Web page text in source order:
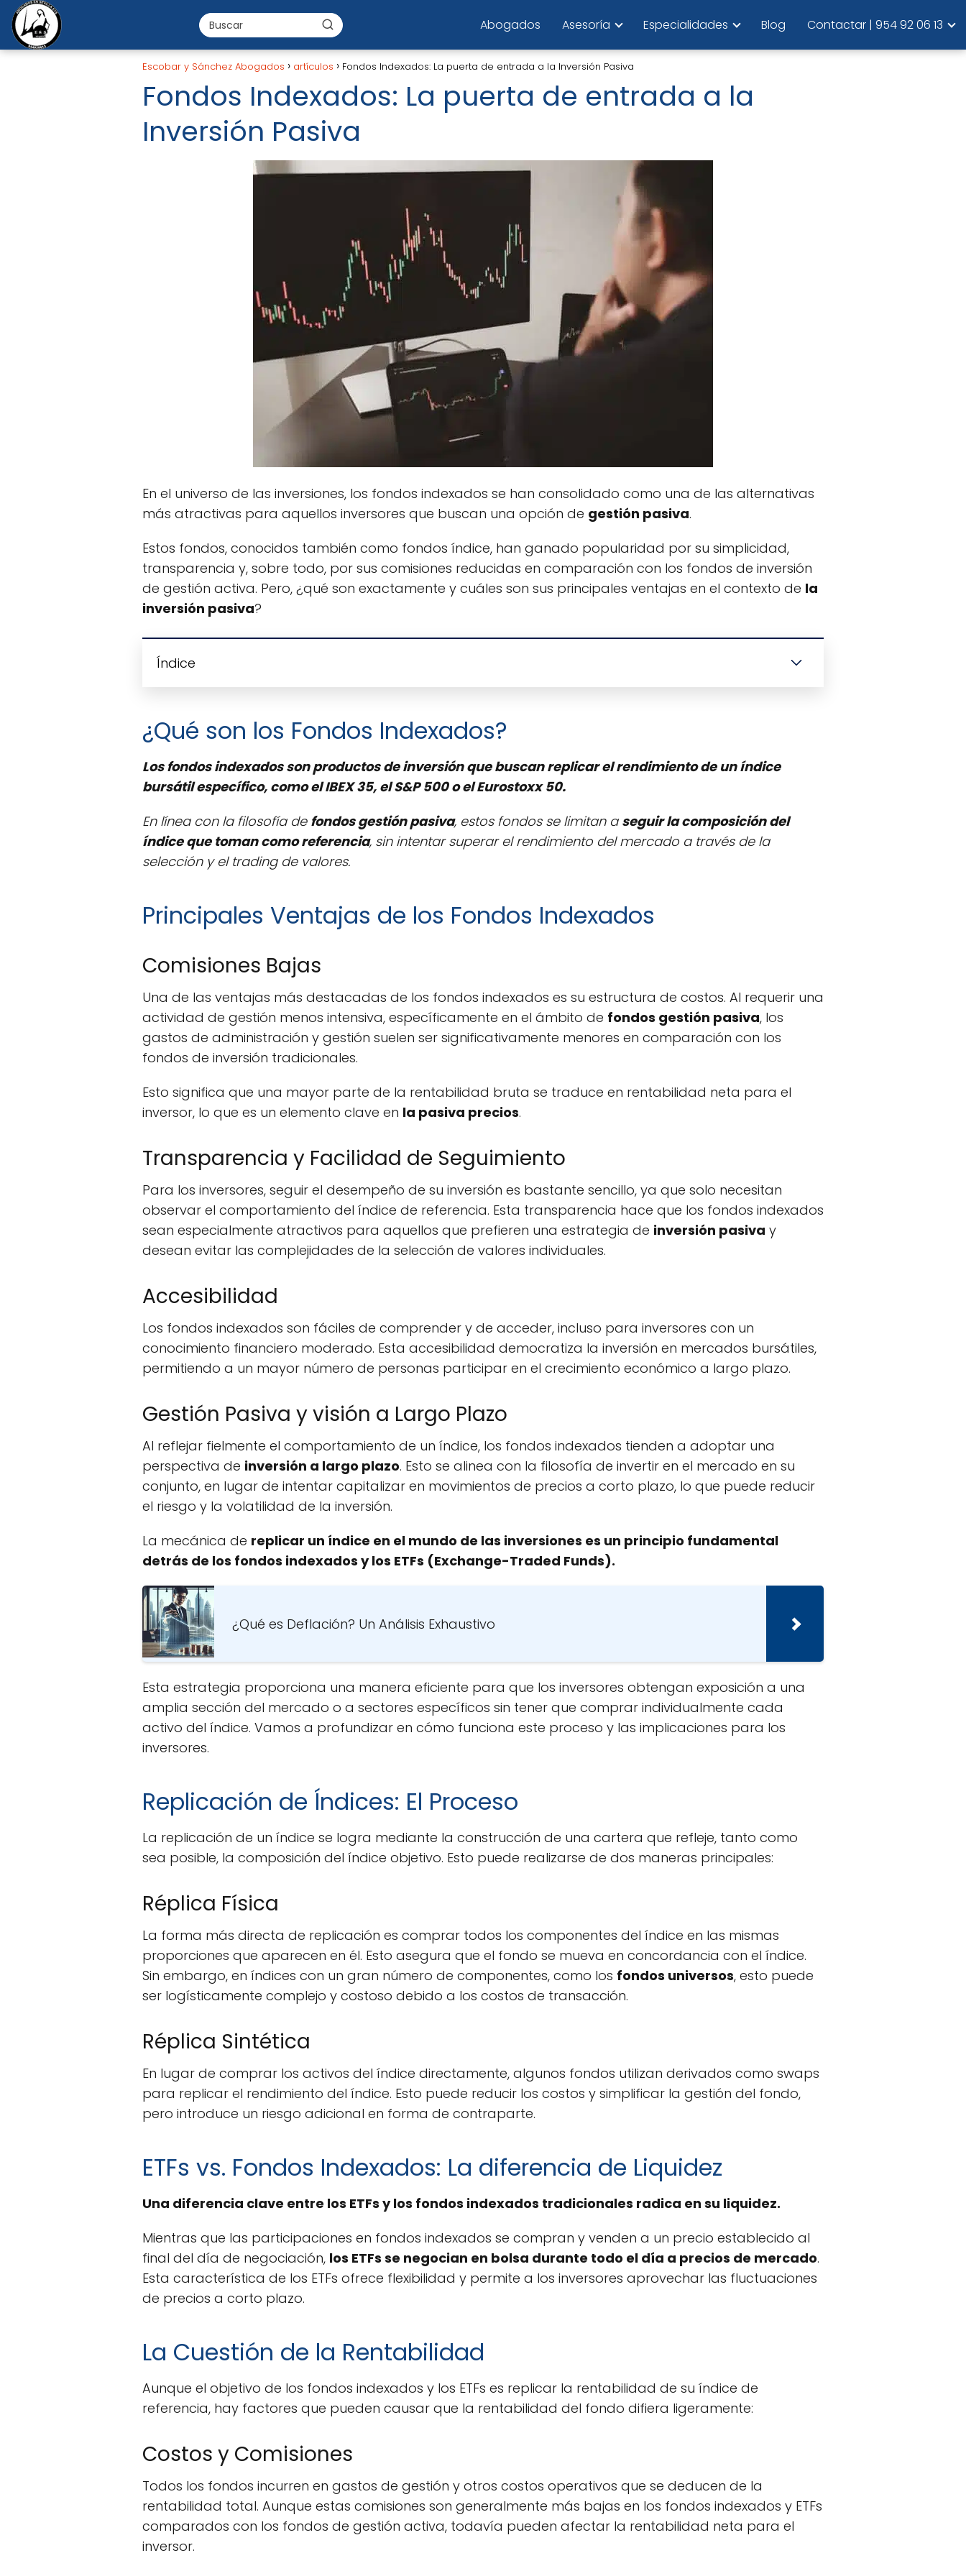
Abogados Asesoría Especialidades Blog Contactar | 954 92 06 13
Escobar y Sánchez Abogados artículos Fondos Indexados: La puerta de entrada a la Inversión Pasiva
Fondos Indexados: La puerta de entrada a la
Inversión Pasiva
En el universo de las inversiones, los fondos indexados se han consolidado como una de las alternativas
más atractivas para aquellos inversores que buscan una opción de gestión pasiva.
Estos fondos, conocidos también como fondos índice, han ganado popularidad por su simplicidad,
transparencia y, sobre todo, por sus comisiones reducidas en comparación con los fondos de inversión
de gestión activa. Pero, ¿qué son exactamente y cuáles son sus principales ventajas en el contexto de la
inversión pasiva?
Índice
¿Qué son los Fondos Indexados?
Los fondos indexados son productos de inversión que buscan replicar el rendimiento de un índice
bursátil específico, como el IBEX 35, el S&P 500 o el Eurostoxx 50.
En línea con la filosofía de fondos gestión pasiva, estos fondos se limitan a seguir la composición del
índice que toman como referencia, sin intentar superar el rendimiento del mercado a través de la
selección y el trading de valores.
Principales Ventajas de los Fondos Indexados
Comisiones Bajas
Una de las ventajas más destacadas de los fondos indexados es su estructura de costos. Al requerir una
actividad de gestión menos intensiva, específicamente en el ámbito de fondos gestión pasiva, los
gastos de administración y gestión suelen ser significativamente menores en comparación con los
fondos de inversión tradicionales.
Esto significa que una mayor parte de la rentabilidad bruta se traduce en rentabilidad neta para el
inversor, lo que es un elemento clave en la pasiva precios.
Transparencia y Facilidad de Seguimiento
Para los inversores, seguir el desempeño de su inversión es bastante sencillo, ya que solo necesitan
observar el comportamiento del índice de referencia. Esta transparencia hace que los fondos indexados
sean especialmente atractivos para aquellos que prefieren una estrategia de inversión pasiva y
desean evitar las complejidades de la selección de valores individuales.
Accesibilidad
Los fondos indexados son fáciles de comprender y de acceder, incluso para inversores con un
conocimiento financiero moderado. Esta accesibilidad democratiza la inversión en mercados bursátiles,
permitiendo a un mayor número de personas participar en el crecimiento económico a largo plazo.
Gestión Pasiva y visión a Largo Plazo
Al reflejar fielmente el comportamiento de un índice, los fondos indexados tienden a adoptar una
perspectiva de inversión a largo plazo. Esto se alinea con la filosofía de invertir en el mercado en su
conjunto, en lugar de intentar capitalizar en movimientos de precios a corto plazo, lo que puede reducir
el riesgo y la volatilidad de la inversión.
La mecánica de replicar un índice en el mundo de las inversiones es un principio fundamental
detrás de los fondos indexados y los ETFs (Exchange-Traded Funds).
¿Qué es Deflación? Un Análisis Exhaustivo
Esta estrategia proporciona una manera eficiente para que los inversores obtengan exposición a una
amplia sección del mercado o a sectores específicos sin tener que comprar individualmente cada
activo del índice. Vamos a profundizar en cómo funciona este proceso y las implicaciones para los
inversores.
Replicación de Índices: El Proceso
La replicación de un índice se logra mediante la construcción de una cartera que refleje, tanto como
sea posible, la composición del índice objetivo. Esto puede realizarse de dos maneras principales:
Réplica Física
La forma más directa de replicación es comprar todos los componentes del índice en las mismas
proporciones que aparecen en él. Esto asegura que el fondo se mueva en concordancia con el índice.
Sin embargo, en índices con un gran número de componentes, como los fondos universos, esto puede
ser logísticamente complejo y costoso debido a los costos de transacción.
Réplica Sintética
En lugar de comprar los activos del índice directamente, algunos fondos utilizan derivados como swaps
para replicar el rendimiento del índice. Esto puede reducir los costos y simplificar la gestión del fondo,
pero introduce un riesgo adicional en forma de contraparte.
ETFs vs. Fondos Indexados: La diferencia de Liquidez
Una diferencia clave entre los ETFs y los fondos indexados tradicionales radica en su liquidez.
Mientras que las participaciones en fondos indexados se compran y venden a un precio establecido al
final del día de negociación, los ETFs se negocian en bolsa durante todo el día a precios de mercado.
Esta característica de los ETFs ofrece flexibilidad y permite a los inversores aprovechar las fluctuaciones
de precios a corto plazo.
La Cuestión de la Rentabilidad
Aunque el objetivo de los fondos indexados y los ETFs es replicar la rentabilidad de su índice de
referencia, hay factores que pueden causar que la rentabilidad del fondo difiera ligeramente:
Costos y Comisiones
Todos los fondos incurren en gastos de gestión y otros costos operativos que se deducen de la
rentabilidad total. Aunque estas comisiones son generalmente más bajas en los fondos indexados y ETFs
comparados con los fondos de gestión activa, todavía pueden afectar la rentabilidad neta para el
inversor.